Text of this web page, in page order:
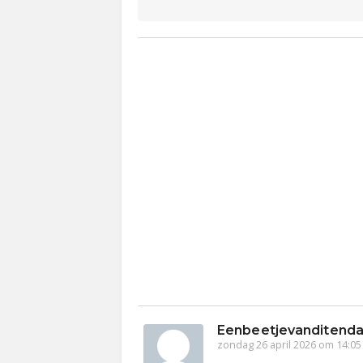
zondag 26 april 2026 om 14:05